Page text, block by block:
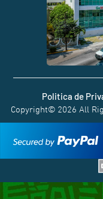
Politica de
Copyright© 2026 All